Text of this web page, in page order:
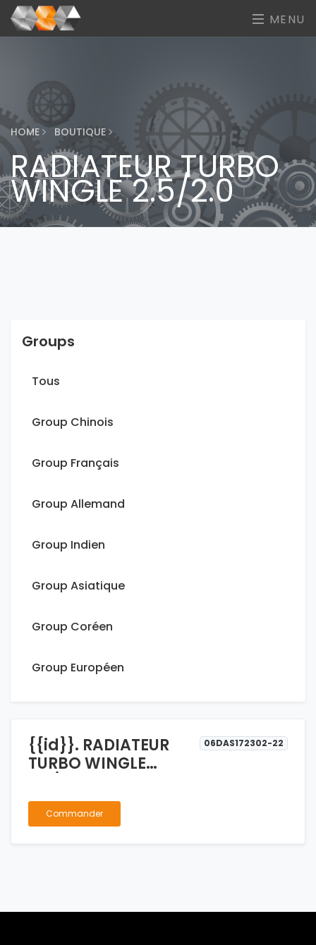
MENU
HOME BOUTIQUE
RADIATEUR TURBO
WINGLE 2.5/2.0
Groups
Tous
Group Chinois
Group Français
Group Allemand
Group Indien
Group Asiatique
Group Coréen
Group Européen
{{id}}. RADIATEUR
TURBO WINGLE
06DAS172302-22
Commander